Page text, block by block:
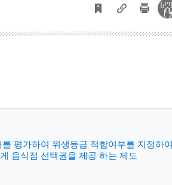
평가하여 위생등급 적합여부를 지정하여
음식점 선택권을 제공 하는 제도